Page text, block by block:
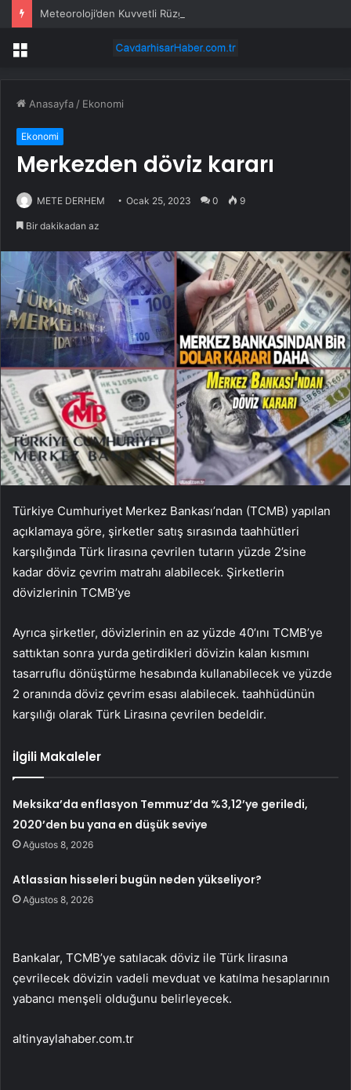
Meteoroloji’den Kuvvetli Rüzgar ve Sağanak Uyarısı
Menü
Anasayfa / Ekonomi
Ekonomi
Merkezden döviz kararı
METE DERHEM Ocak 25, 2023 0 9
Bir dakikadan az
Türkiye Cumhuriyet Merkez Bankası’ndan (TCMB) yapılan
açıklamaya göre, şirketler satış sırasında taahhütleri
karşılığında Türk lirasına çevrilen tutarın yüzde 2’sine
kadar döviz çevrim matrahı alabilecek. Şirketlerin
dövizlerinin TCMB’ye
Ayrıca şirketler, dövizlerinin en az yüzde 40’ını TCMB’ye
sattıktan sonra yurda getirdikleri dövizin kalan kısmını
tasarruflu dönüştürme hesabında kullanabilecek ve yüzde
2 oranında döviz çevrim esası alabilecek. taahhüdünün
karşılığı olarak Türk Lirasına çevrilen bedeldir.
İlgili Makaleler
Meksika’da enflasyon Temmuz’da %3,12’ye geriledi,
2020’den bu yana en düşük seviye
Ağustos 8, 2026
Atlassian hisseleri bugün neden yükseliyor?
Ağustos 8, 2026
Bankalar, TCMB’ye satılacak döviz ile Türk lirasına
çevrilecek dövizin vadeli mevduat ve katılma hesaplarının
yabancı menşeli olduğunu belirleyecek.
altinyaylahaber.com.tr